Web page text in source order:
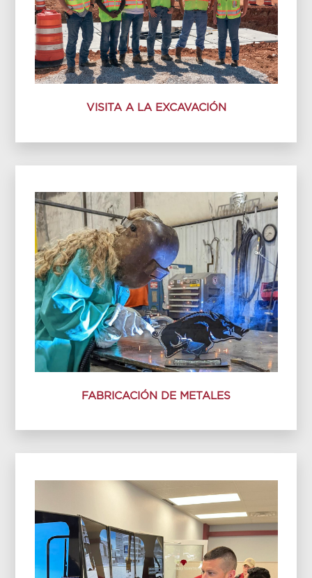
VISITA A LA EXCAVACIÓN
FABRICACIÓN DE METALES